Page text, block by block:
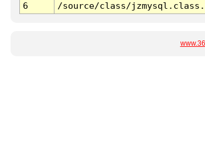
6
/source/class/